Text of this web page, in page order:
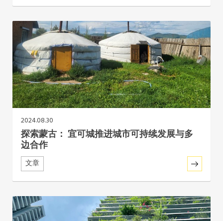
南美洲秘书处
南亚秘书处
东南亚秘书处
2024.08.30
探索蒙古： 宜可城推进城市可持续发展与多
边合作
文章